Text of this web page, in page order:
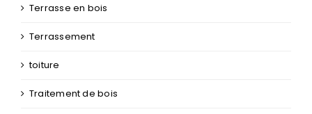
Terrasse en bois
Terrassement
toiture
Traitement de bois